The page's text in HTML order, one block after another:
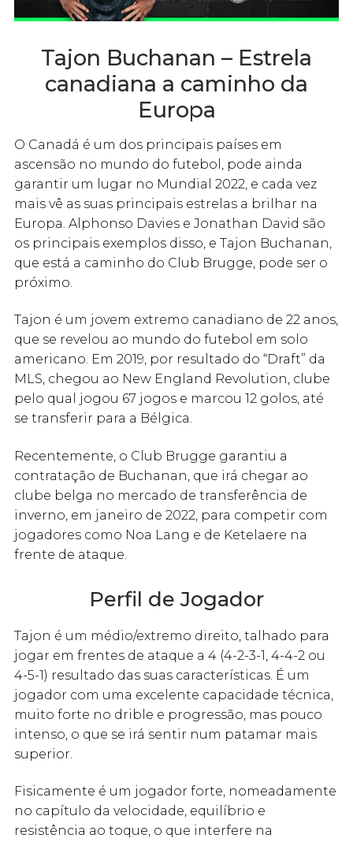
Tajon Buchanan – Estrela
canadiana a caminho da
Europa
O Canadá é um dos principais países em
ascensão no mundo do futebol, pode ainda
garantir um lugar no Mundial 2022, e cada vez
mais vê as suas principais estrelas a brilhar na
Europa. Alphonso Davies e Jonathan David são
os principais exemplos disso, e Tajon Buchanan,
que está a caminho do Club Brugge, pode ser o
próximo.
Tajon é um jovem extremo canadiano de 22 anos,
que se revelou ao mundo do futebol em solo
americano. Em 2019, por resultado do “Draft” da
MLS, chegou ao New England Revolution, clube
pelo qual jogou 67 jogos e marcou 12 golos, até
se transferir para a Bélgica.
Recentemente, o Club Brugge garantiu a
contratação de Buchanan, que irá chegar ao
clube belga no mercado de transferência de
inverno, em janeiro de 2022, para competir com
jogadores como Noa Lang e de Ketelaere na
frente de ataque.
Perfil de Jogador
Tajon é um médio/extremo direito, talhado para
jogar em frentes de ataque a 4 (4-2-3-1, 4-4-2 ou
4-5-1) resultado das suas características. É um
jogador com uma excelente capacidade técnica,
muito forte no drible e progressão, mas pouco
intenso, o que se irá sentir num patamar mais
superior.
Fisicamente é um jogador forte, nomeadamente
no capítulo da velocidade, equilíbrio e
resistência ao toque, o que interfere na